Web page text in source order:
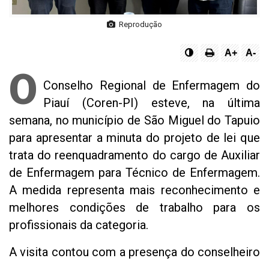
Reprodução
A+ A-
O Conselho Regional de Enfermagem do
Piauí (Coren-PI) esteve, na última
semana, no município de São Miguel do Tapuio
para apresentar a minuta do projeto de lei que
trata do reenquadramento do cargo de Auxiliar
de Enfermagem para Técnico de Enfermagem.
A medida representa mais reconhecimento e
melhores condições de trabalho para os
profissionais da categoria.
A visita contou com a presença do conselheiro